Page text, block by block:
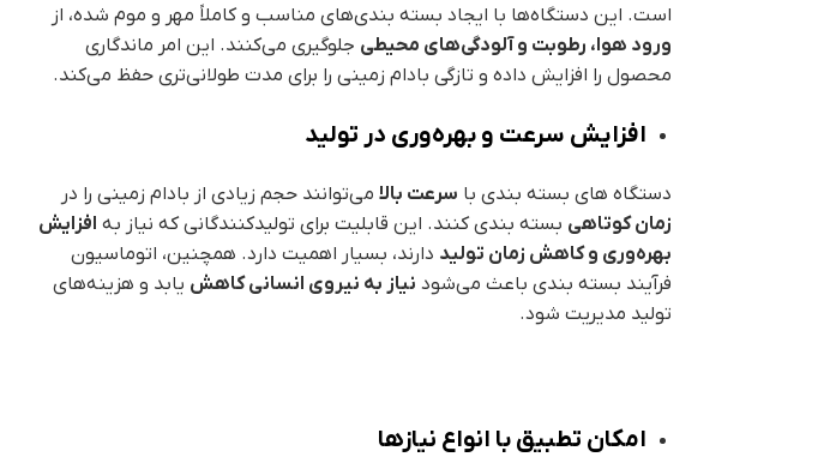
است. این دستگاه‌ها با ایجاد بسته بندی‌های مناسب و کاملاً مهر و موم شده، از
ورود هوا، رطوبت و آلودگی‌های محیطی جلوگیری می‌کنند. این امر ماندگاری
محصول را افزایش داده و تازگی بادام زمینی را برای مدت طولانی‌تری حفظ می‌کند.
افزایش سرعت و بهره‌وری در تولید
دستگاه های بسته بندی با سرعت بالا می‌توانند حجم زیادی از بادام زمینی را در
زمان کوتاهی بسته بندی کنند. این قابلیت برای تولیدکنندگانی که نیاز به افزایش
بهره‌وری و کاهش زمان تولید دارند، بسیار اهمیت دارد. همچنین، اتوماسیون
فرآیند بسته بندی باعث می‌شود نیاز به نیروی انسانی کاهش یابد و هزینه‌های
تولید مدیریت شود.
امکان تطبیق با انواع نیازها